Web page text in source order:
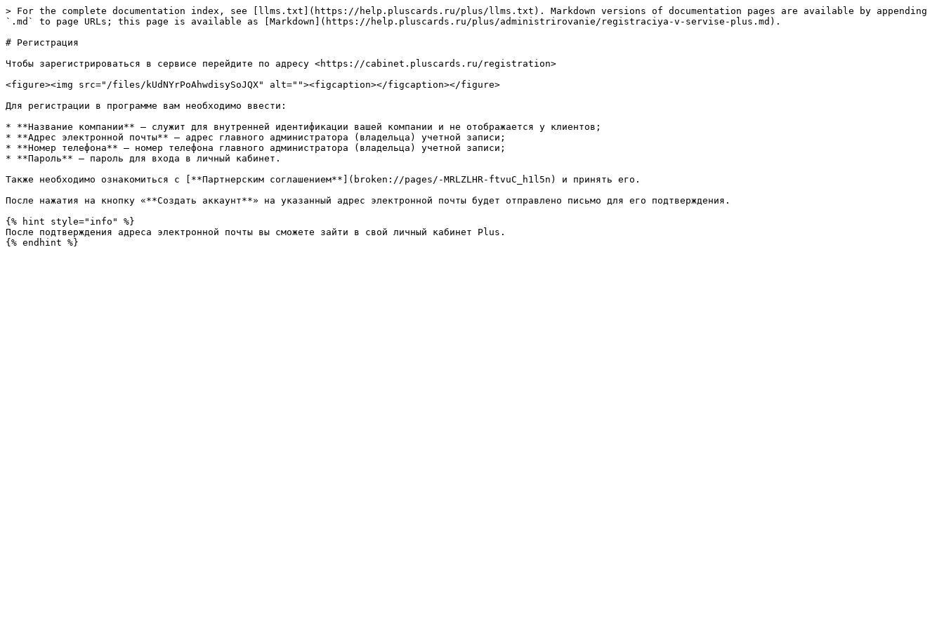
> For the complete documentation index, see [llms.txt](https://help.pluscards.ru/plus/llms.txt). Markdown versions of documentation pages are available by appending
`.md` to page URLs; this page is available as [Markdown](https://help.pluscards.ru/plus/administrirovanie/registraciya-v-servise-plus.md).
# Регистрация
Чтобы зарегистрироваться в сервисе перейдите по адресу <https://cabinet.pluscards.ru/registration>
<figure><img src="/files/kUdNYrPoAhwdisySoJQX" alt=""><figcaption></figcaption></figure>
Для регистрации в программе вам необходимо ввести:
* **Название компании** – служит для внутренней идентификации вашей компании и не отображается у клиентов;
* **Адрес электронной почты** – адрес главного администратора (владельца) учетной записи;
* **Номер телефона** – номер телефона главного администратора (владельца) учетной записи;
* **Пароль** – пароль для входа в личный кабинет.
Также необходимо ознакомиться с [**Партнерским соглашением**](broken://pages/-MRLZLHR-ftvuC_h1l5n) и принять его.
После нажатия на кнопку «**Создать аккаунт**» на указанный адрес электронной почты будет отправлено письмо для его подтверждения.
{% hint style="info" %}
После подтверждения адреса электронной почты вы сможете зайти в свой личный кабинет Plus.